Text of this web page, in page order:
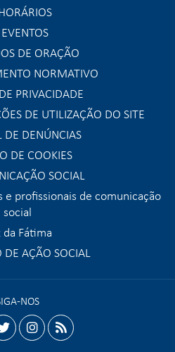
EVENTOS
DE ORAÇÃO
NORMATIVO
PRIVACIDADE
DE UTILIZAÇÃO DO SITE
DE DENÚNCIAS
DE COOKIES
SOCIAL
profissionais de comunicação
social
da Fátima
DE AÇÃO SOCIAL
NOS
twitterinstagram
rss